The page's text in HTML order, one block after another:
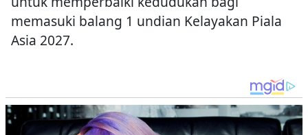
memasuki balang 1 undian Kelayakan Piala
Asia 2027.